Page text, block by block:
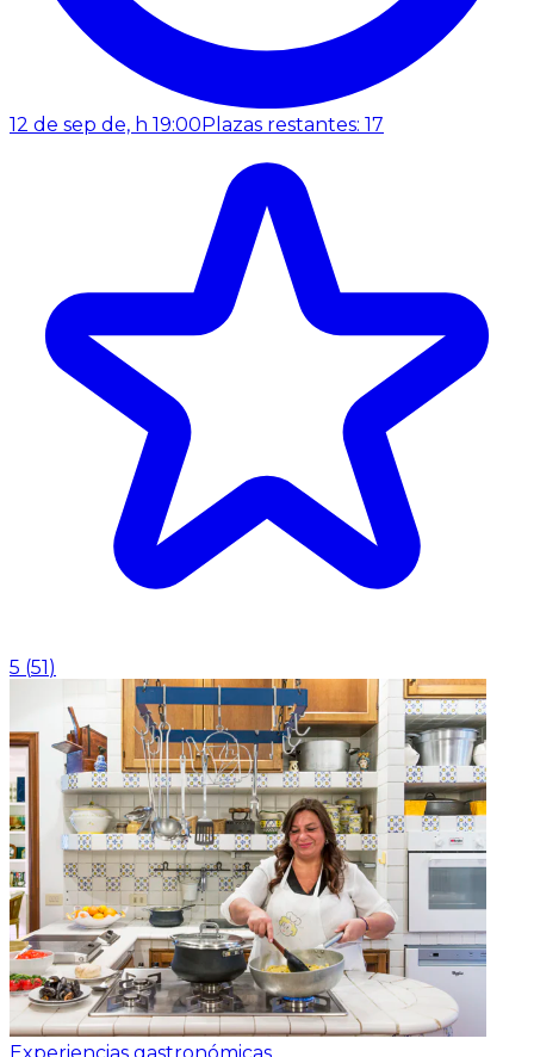
12 de sep de, h 19:00 Plazas restantes: 17
5 (51 )